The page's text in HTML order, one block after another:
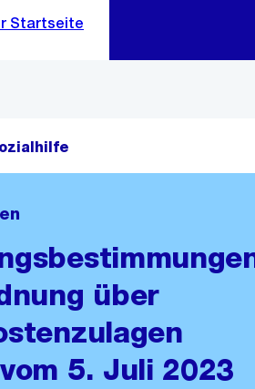
ein
über
5. Juli 2023